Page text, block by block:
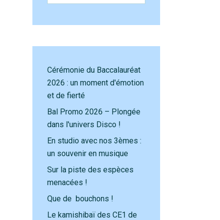
Cérémonie du Baccalauréat
2026 : un moment d'émotion
et de fierté
Bal Promo 2026 – Plongée
dans l'univers Disco !
En studio avec nos 3èmes :
un souvenir en musique
Sur la piste des espèces
menacées !
Que de bouchons !
Le kamishibaï des CE1 de